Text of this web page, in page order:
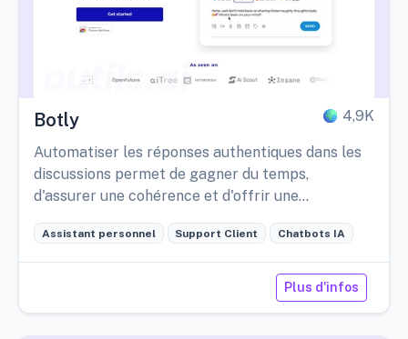
Botly 4,9K
Automatiser les réponses authentiques dans les
discussions permet de gagner du temps,
d'assurer une cohérence et d'offrir une
contenu.
Assistant personnel Support Client Chatbots IA
Plus d'infos